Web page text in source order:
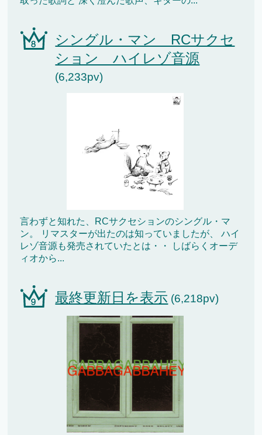
シングル・マン RCサクセ
ション ハイレゾ音源
(6,233pv)
言わずと知れた、RCサクセションのシングル・マ
ン。 リマスターが出たのは知っていましたが、 ハイ
レゾ音源も発売されていたとは・・ しばらくオーデ
ィオから...
最終更新日を表示 (6,218pv)